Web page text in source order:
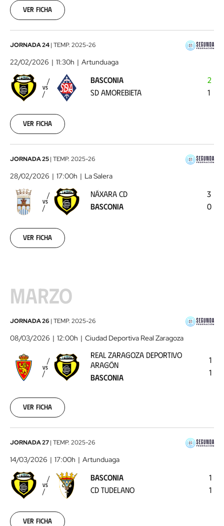
15
Ver ficha
Basconia
-
SD
Amorebieta2026-
02-
JORNADA 24| TEMP. 2025-26
22/02/2026 11:30h Artunduaga
VS
BASCONIA
SD AMOREBIETA
2
1
Ver ficha
Náxara
CD
Basconia2026-
02-
JORNADA 25| TEMP. 2025-26
28/02/2026 17:00h La Salera
VS
NÁXARA CD
BASCONIA
3
0
Ver ficha
MARZO
Real
Zaragoza
Aragón
Basconia
2026-
03-
08
JORNADA 26 | TEMP. 2025-26
08/03/2026 12:00h Ciudad Deportiva Real Zaragoza
VS
REAL ZARAGOZA DEPORTIVO
ARAGÓN
BASCONIA
1
1
Ver ficha
Basconia
-
CD
Tudelano2026-
03-
JORNADA 27| TEMP. 2025-26
14/03/2026 17:00h Artunduaga
VS
BASCONIA
CD TUDELANO
1
1
Ver ficha